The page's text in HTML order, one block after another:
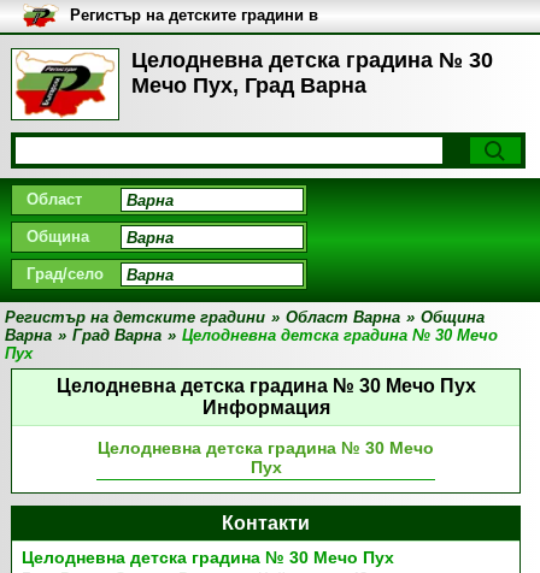
Целодневна детска градина № 30
Мечо Пух, Град Варна
Регистър на детските градини в
България
Област
Община
Град/село
Регистър на детските градини » Област Варна » Община
Варна » Град Варна » Целодневна детска градина № 30 Мечо
Пух
Целодневна детска градина № 30 Мечо Пух
Информация
Целодневна детска градина № 30 Мечо
Пух
Контакти
Целодневна детска градина № 30 Мечо Пух